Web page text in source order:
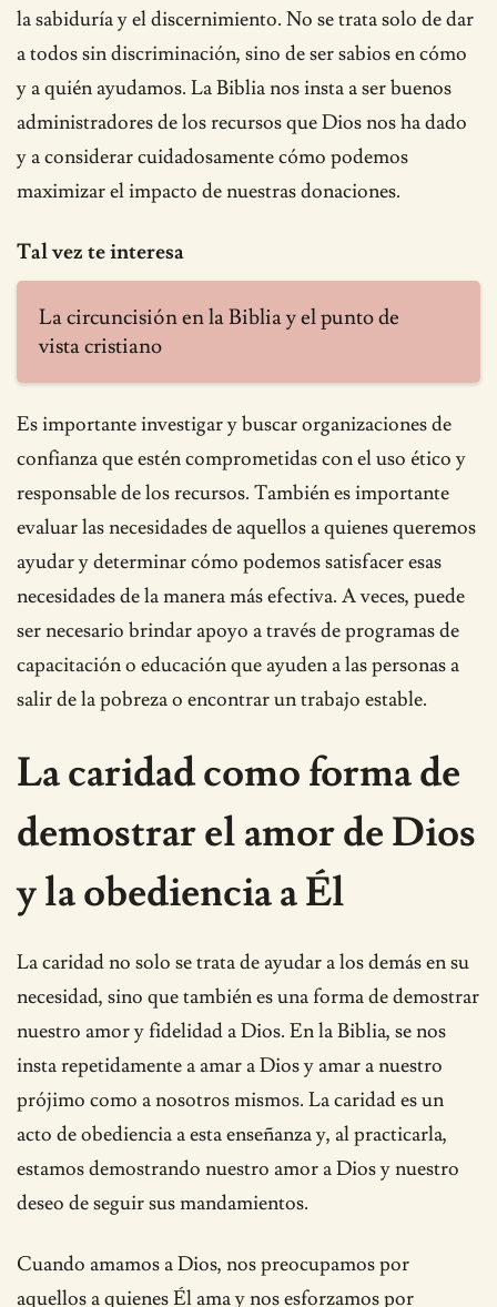
la sabiduría y el discernimiento. No se trata solo de dar
a todos sin discriminación, sino de ser sabios en cómo
y a quién ayudamos. La Biblia nos insta a ser buenos
administradores de los recursos que Dios nos ha dado
y a considerar cuidadosamente cómo podemos
maximizar el impacto de nuestras donaciones.
Tal vez te interesa
La circuncisión en la Biblia y el punto de
vista cristiano
Es importante investigar y buscar organizaciones de
confianza que estén comprometidas con el uso ético y
responsable de los recursos. También es importante
evaluar las necesidades de aquellos a quienes queremos
ayudar y determinar cómo podemos satisfacer esas
necesidades de la manera más efectiva. A veces, puede
ser necesario brindar apoyo a través de programas de
capacitación o educación que ayuden a las personas a
salir de la pobreza o encontrar un trabajo estable.
La caridad como forma de
demostrar el amor de Dios
y la obediencia a Él
La caridad no solo se trata de ayudar a los demás en su
necesidad, sino que también es una forma de demostrar
nuestro amor y fidelidad a Dios. En la Biblia, se nos
insta repetidamente a amar a Dios y amar a nuestro
prójimo como a nosotros mismos. La caridad es un
acto de obediencia a esta enseñanza y, al practicarla,
estamos demostrando nuestro amor a Dios y nuestro
deseo de seguir sus mandamientos.
Cuando amamos a Dios, nos preocupamos por
aquellos a quienes Él ama y nos esforzamos por